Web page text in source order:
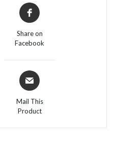
Share on
Facebook
Mail This
Product